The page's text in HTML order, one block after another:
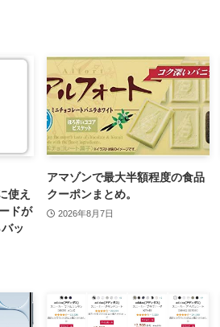
使え
ドが
ッ
アマゾンで最大半額程度の食品
クーポンまとめ。
2026年8月7日